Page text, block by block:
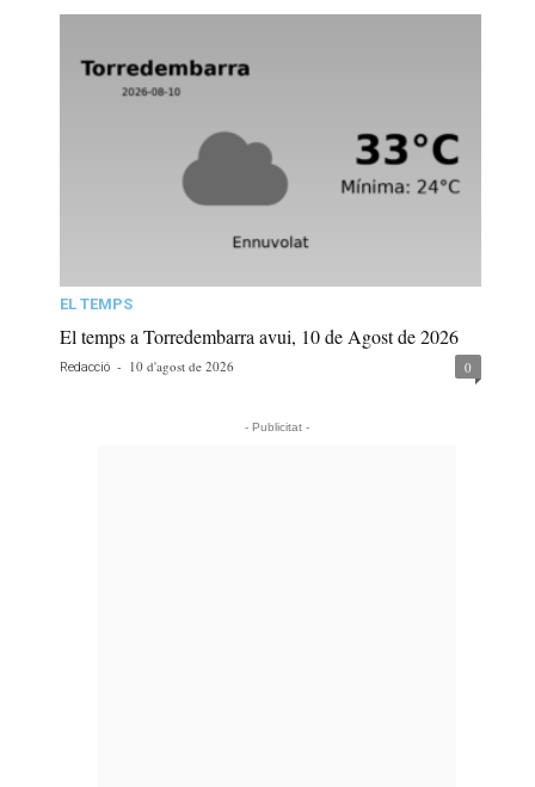
EL TEMPS
El temps a Torredembarra avui, 10 de Agost de 2026
Redacció - 10 d'agost de 2026 0
- Publicitat -